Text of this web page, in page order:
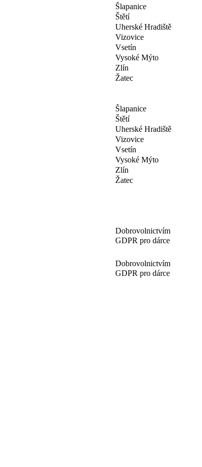
Šlapanice
Štětí
Uherské Hradiště
Vizovice
Vsetín
Vysoké Mýto
Zlín
Žatec
Šlapanice
Štětí
Uherské Hradiště
Vizovice
Vsetín
Vysoké Mýto
Zlín
Žatec
Dobrovolnictvím
GDPR pro dárce
Dobrovolnictvím
GDPR pro dárce